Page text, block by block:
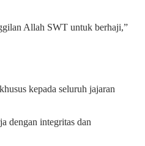
Allah SWT untuk berhaji,”
kepada seluruh jajaran
dengan integritas dan